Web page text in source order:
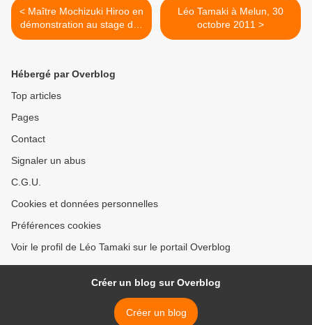
< Maître Mochizuki Hiroo en
démonstration au stage des
experts japonais
Léo Tamaki à Melun, 30
octobre 2011 >
Hébergé par Overblog
Top articles
Pages
Contact
Signaler un abus
C.G.U.
Cookies et données personnelles
Préférences cookies
Voir le profil de Léo Tamaki sur le portail Overblog
Créer un blog sur Overblog
Créer un blog